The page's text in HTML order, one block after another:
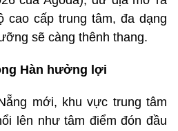
cao cấp trung tâm, đa dạng
sẽ càng thênh thang.
Hàn hưởng lợi
mới, khu vực trung tâm
lên như tâm điểm đón đầu